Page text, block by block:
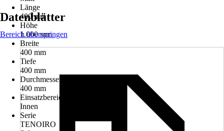
Länge
400 mm
Höhe
1.000 mm
Breite
400 mm
Tiefe
400 mm
Durchmesser
400 mm
Einsatzbereich
Innen
Serie
TENOIRO
Datenblätter
Bereich überspringen